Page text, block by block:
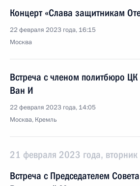
Концерт «Слава защитникам
22 февраля 2023 года, 16:15
Москва
Встреча с членом политбюро
Ван И
22 февраля 2023 года, 14:05
Москва, Кремль
21 февраля 2023 года, вторник
Встреча с Председателем